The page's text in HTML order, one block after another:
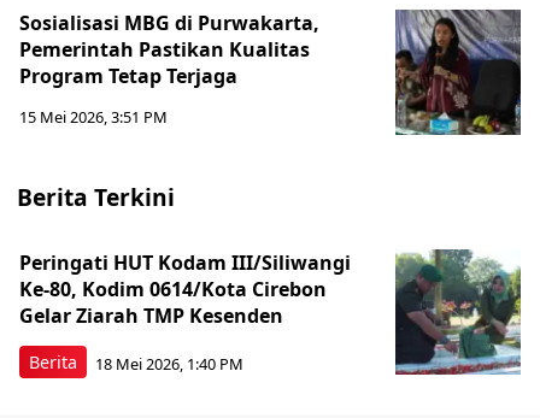
Sosialisasi MBG di Purwakarta,
Pemerintah Pastikan Kualitas
Program Tetap Terjaga
15 Mei 2026, 3:51 PM
Berita Terkini
Berita
Peringati HUT Kodam III/Siliwangi
Ke-80, Kodim 0614/Kota Cirebon
Gelar Ziarah TMP Kesenden
18 Mei 2026, 1:40 PM